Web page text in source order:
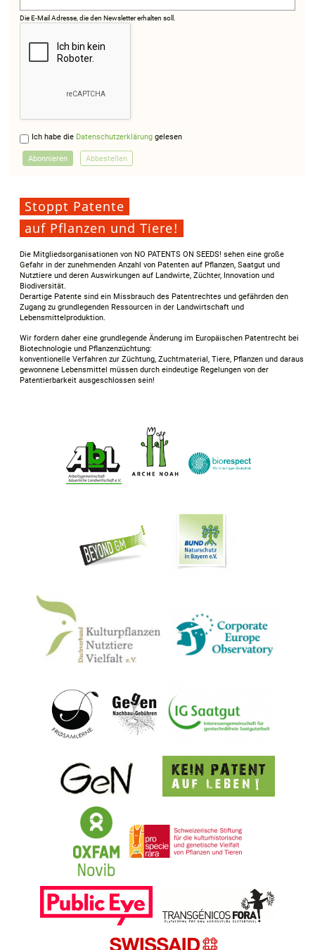
Die E-Mail Adresse, die den Newsletter erhalten soll.
Ich habe die Datenschutzerklärunggelesen
Stoppt Patente
auf Pflanzen und Tiere!
Die Mitgliedsorganisationen von NO PATENTS ON SEEDS! sehen eine große
Gefahr in der zunehmenden Anzahl von Patenten auf Pflanzen, Saatgut und
Nutztiere und deren Auswirkungen auf Landwirte, Züchter, Innovation und
Biodiversität.
Derartige Patente sind ein Missbrauch des Patentrechtes und gefährden den
Zugang zu grundlegenden Ressourcen in der Landwirtschaft und
Lebensmittelproduktion.
Wir fordern daher eine grundlegende Änderung im Europäischen Patentrecht bei
Biotechnologie und Pflanzenzüchtung:
konventionelle Verfahren zur Züchtung, Zuchtmaterial, Tiere, Pflanzen und daraus
gewonnene Lebensmittel müssen durch eindeutige Regelungen von der
Patentierbarkeit ausgeschlossen sein!